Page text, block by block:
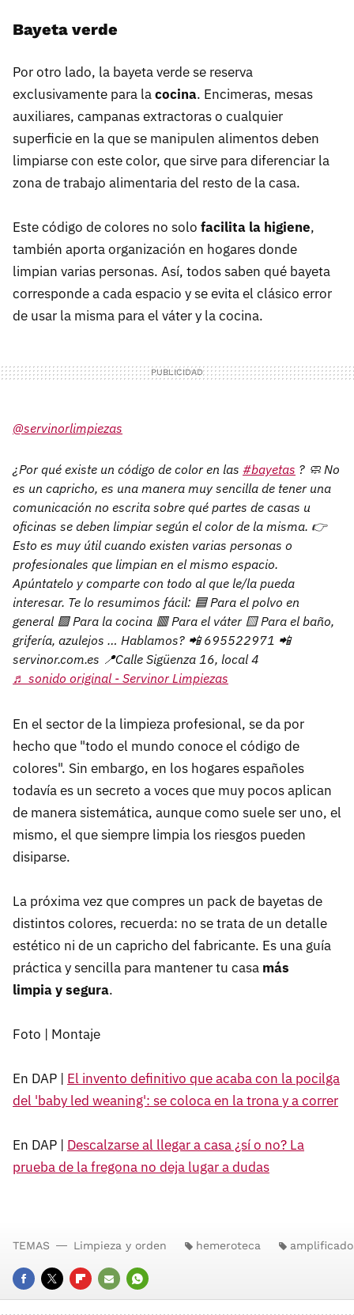
Bayeta verde
Por otro lado, la bayeta verde se reserva
exclusivamente para lacocina. Encimeras, mesas
auxiliares, campanas extractoras o cualquier
superficie en la que se manipulen alimentos deben
limpiarse con este color, que sirve para diferenciar la
zona de trabajo alimentaria del resto de la casa.
Este código de colores no solo facilita la higiene,
también aporta organización en hogares donde
limpian varias personas. Así, todos saben qué bayeta
corresponde a cada espacio y se evita el clásico error
de usar la misma para el váter y la cocina.
@servinorlimpiezas
¿Por qué existe un código de color en las #bayetas ? 🧼 No
es un capricho, es una manera muy sencilla de tener una
comunicación no escrita sobre qué partes de casas u
oficinas se deben limpiar según el color de la misma. 👉
Esto es muy útil cuando existen varias personas o
profesionales que limpian en el mismo espacio.
Apúntatelo y comparte con todo al que le/la pueda
interesar. Te lo resumimos fácil: 🟦 Para el polvo en
general 🟩 Para la cocina 🟥 Para el váter 🟨 Para el baño,
grifería, azulejos … Hablamos? 📲 695522971 📲
servinor.com.es 📍Calle Sigüenza 16, local 4
♬ sonido original - Servinor Limpiezas
En el sector de la limpieza profesional, se da por
hecho que "todo el mundo conoce el código de
colores". Sin embargo, en los hogares españoles
todavía es un secreto a voces que muy pocos aplican
de manera sistemática, aunque como suele ser uno, el
mismo, el que siempre limpia los riesgos pueden
disiparse.
La próxima vez que compres un pack de bayetas de
distintos colores, recuerda: no se trata de un detalle
estético ni de un capricho del fabricante. Es una guía
práctica y sencilla para mantener tu casa más
limpiay segura.
Foto | Montaje
En DAP | El invento definitivo que acaba con la pocilga
del 'baby led weaning': se coloca en la trona y a correr
En DAP | Descalzarse al llegar a casa ¿sí o no? La
prueba de la fregona no deja lugar a dudas
FACEBOOK
TWITTERFLIPBOARD
E-
WHATSAPP
TEMAS Limpieza y orden hemeroteca